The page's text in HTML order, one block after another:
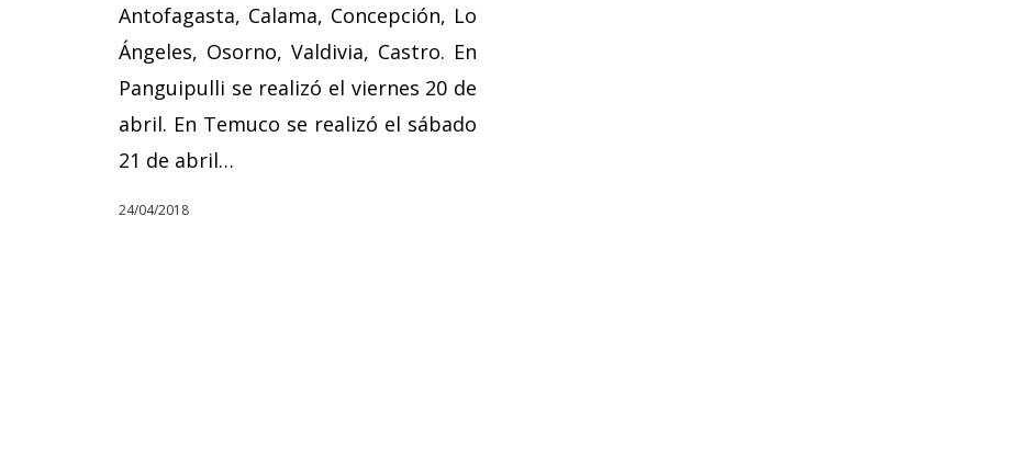
Antofagasta, Calama, Concepción, Lo
Ángeles, Osorno, Valdivia, Castro. En
Panguipulli se realizó el viernes 20 de
abril. En Temuco se realizó el sábado
21 de abril…
24/04/2018